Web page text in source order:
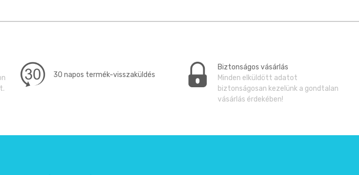
30 napos termék-visszaküldés
Biztonságos vásárlás
Minden elküldött adatot
biztonságosan kezelünk a gondtalan
vásárlás érdekében!